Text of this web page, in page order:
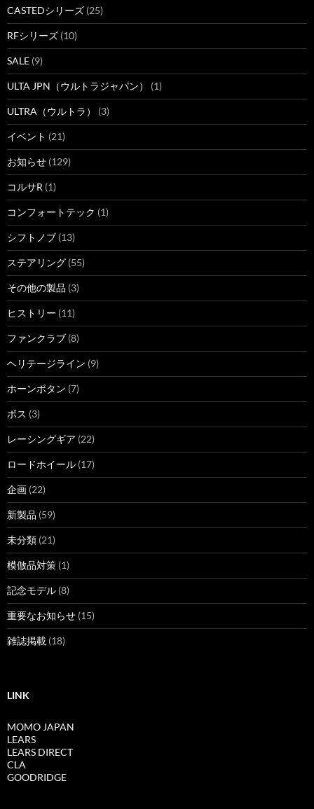
CASTEDシリーズ (25)
RFシリーズ (10)
SALE (9)
ULTA JPN（ウルトラジャパン） (1)
ULTRA（ウルトラ） (3)
イベント (21)
お知らせ (129)
コルサR (1)
コンフォートテック (1)
シフトノブ (13)
ステアリング (55)
その他の製品 (3)
ヒストリー (11)
ファンクラブ (8)
ヘリテージライン (9)
ホーンボタン (7)
ボス (3)
レーシングギア (22)
ロードホイール (17)
企画 (22)
新製品 (59)
未分類 (21)
模倣品対策 (1)
記念モデル (8)
重要なお知らせ (15)
雑誌掲載 (18)
LINK
MOMO JAPAN
LEARS
LEARS DIRECT
CLA
GOODRIDGE